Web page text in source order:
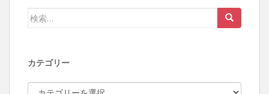
検索:
カテゴリー
カテゴリー